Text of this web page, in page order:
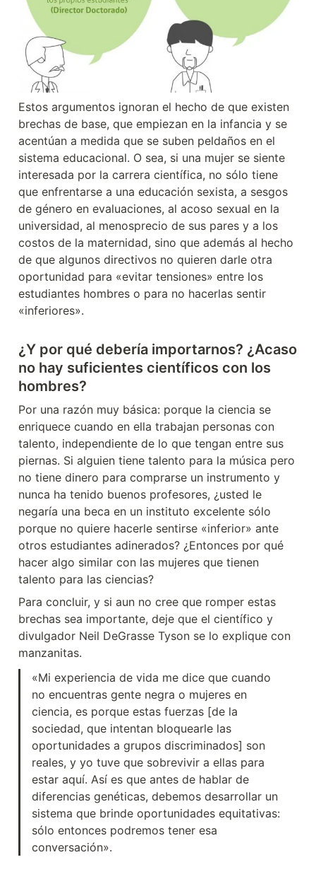
Estos argumentos ignoran el hecho de que existen
brechas de base, que empiezan en la infancia y se
acentúan a medida que se suben peldaños en el
sistema educacional. O sea, si una mujer se siente
interesada por la carrera científica, no sólo tiene
que enfrentarse a una educación sexista, a sesgos
de género en evaluaciones, al acoso sexual en la
universidad, al menosprecio de sus pares y a los
costos de la maternidad, sino que además al hecho
de que algunos directivos no quieren darle otra
oportunidad para «evitar tensiones» entre los
estudiantes hombres o para no hacerlas sentir
«inferiores».
¿Y por qué debería importarnos? ¿Acaso
no hay suficientes científicos con los
hombres?
Por una razón muy básica: porque la ciencia se
enriquece cuando en ella trabajan personas con
talento, independiente de lo que tengan entre sus
piernas. Si alguien tiene talento para la música pero
no tiene dinero para comprarse un instrumento y
nunca ha tenido buenos profesores, ¿usted le
negaría una beca en un instituto excelente sólo
porque no quiere hacerle sentirse «inferior» ante
otros estudiantes adinerados? ¿Entonces por qué
hacer algo similar con las mujeres que tienen
talento para las ciencias?
Para concluir, y si aun no cree que romper estas
brechas sea importante, deje que el científico y
divulgador Neil DeGrasse Tyson se lo explique con
manzanitas.
«Mi experiencia de vida me dice que cuando
no encuentras gente negra o mujeres en
ciencia, es porque estas fuerzas [de la
sociedad, que intentan bloquearle las
oportunidades a grupos discriminados] son
reales, y yo tuve que sobrevivir a ellas para
estar aquí. Así es que antes de hablar de
diferencias genéticas, debemos desarrollar un
sistema que brinde oportunidades equitativas:
sólo entonces podremos tener esa
conversación».